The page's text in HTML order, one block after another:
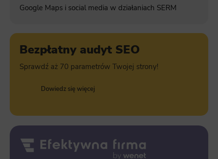
Google Maps i social media w działaniach SERM
Bezpłatny audyt SEO
Sprawdź aż 70 parametrów Twojej strony!
Dowiedz się więcej